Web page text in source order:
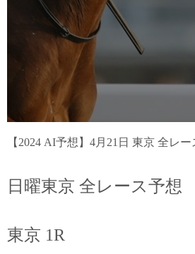
【2024 AI予想】4月21日 東京 全レ
日曜東京 全レース予想
東京 1R